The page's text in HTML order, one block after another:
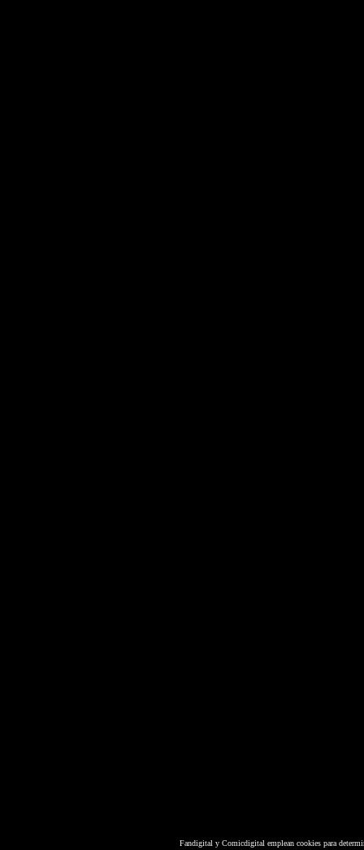
Fandigital y Comicdigital emplean cookies para